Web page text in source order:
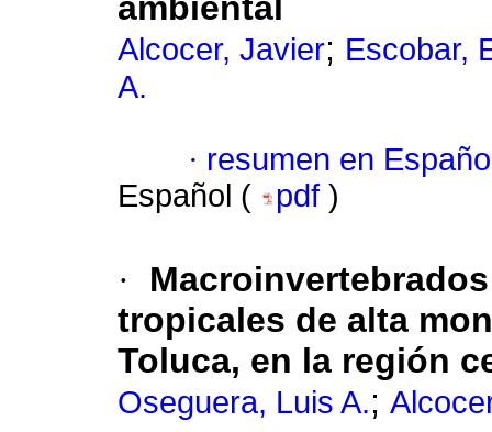
ambiental
Alcocer, Javier; Escobar,
A.
· resumen en
Español (
pdf )
·
tropicales de alta
Toluca, en la región
Oseguera, Luis A.;